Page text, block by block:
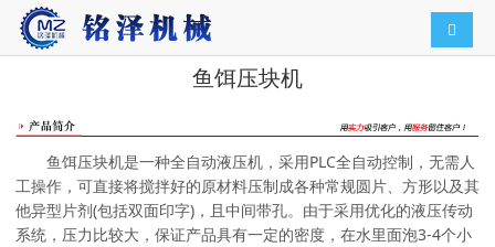
导航
鱼饵压块机
鱼饵压块机是一种全自动液压机，采用PLC全自动控制，无需人
工操作，可直接将搅拌好的原材料压制成各种常规圆片、方形以及其
他异型片剂(包括双面印字)，且中间带孔。由于采用优化的液压传动
系统，压力比较大，保证产品具有一定的密度，在水里面泡3-4个小